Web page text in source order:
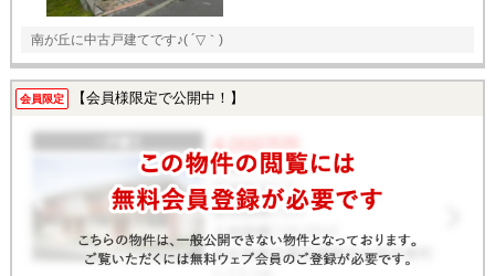
南が丘に中古戸建てです♪( ´▽｀)
会員限定 【会員様限定で公開中！】